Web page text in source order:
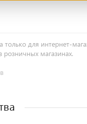
только для интернет-
розничных магазинах.